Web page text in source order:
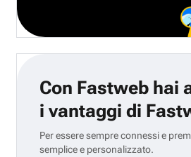
Con Fastweb hai
i vantaggi di
Per essere sempre connessi e
semplice e personalizzato.